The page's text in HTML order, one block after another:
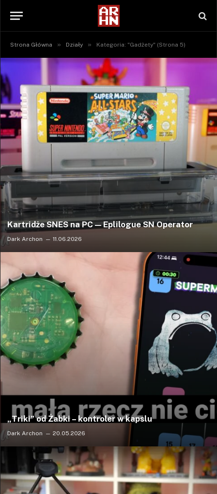
Strona Główna » Działy » Kategoria: "Gadżety" (Strona 5)
Kartridże SNES na PC — Eplilogue SN Operator
Dark Archon 11.06.2026
„Triki” od Żabki – kontroler w kapslu
Dark Archon 20.05.2026